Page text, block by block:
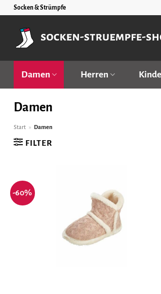
Zum
springen
Socken & Strümpfe
Damen Herren
Damen
Start » Damen
FILTER
-60%